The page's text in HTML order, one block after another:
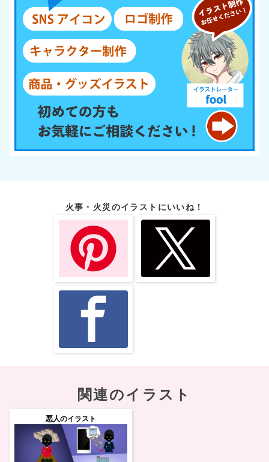
火事・火災のイラストにいいね！
関連のイラスト
悪人のイラスト